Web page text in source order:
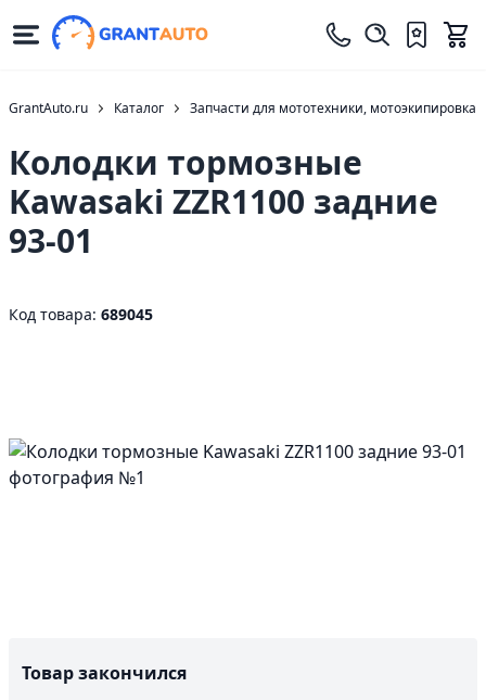
GrantAuto.ru Каталог Запчасти для мототехники, мотоэкипировка
Колодки тормозные
Kawasaki ZZR1100 задние
93-01
Код товара: 689045
Товар закончился